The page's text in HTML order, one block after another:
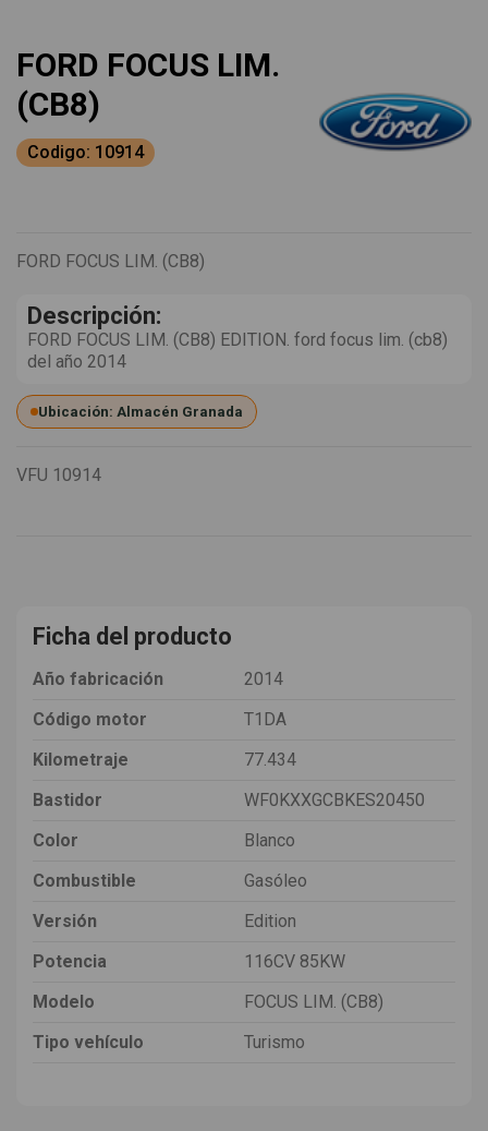
FORD FOCUS LIM.
(CB8)
Codigo: 10914
FORD FOCUS LIM. (CB8)
Descripción:
FORD FOCUS LIM. (CB8) EDITION. ford focus lim. (cb8)
del año 2014
Ubicación: Almacén Granada
VFU 10914
Ficha del producto
Año fabricación
2014
Código motor
T1DA
Kilometraje
77.434
Bastidor
WF0KXXGCBKES20450
Color
Blanco
Combustible
Gasóleo
Versión
Edition
Potencia
116CV 85KW
Modelo
FOCUS LIM. (CB8)
Tipo vehículo
Turismo